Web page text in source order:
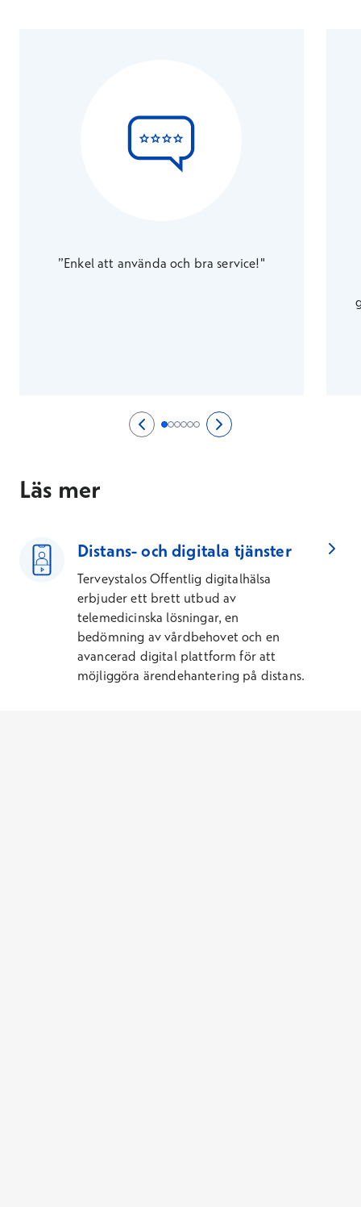
”Enkel att använda och bra service!"
Edellinen sivu
0/6 Sida 1/6
Sida 2/6
Sida 3/6
Sida 4/6
Sida 5/6
Sida 6/6Seuraava sivu
2/6
Läs mer
Distans- och digitala tjänster
Terveystalos Offentlig digitalhälsa
erbjuder ett brett utbud av
telemedicinska lösningar, en
bedömning av vårdbehovet och en
avancerad digital plattform för att
möjliggöra ärendehantering på distans.